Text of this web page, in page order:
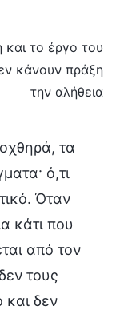
το έργο του
κάνουν πράξη
την αλήθεια
τα
ό,τι
Όταν
κάτι που
από τον
τους
και δεν